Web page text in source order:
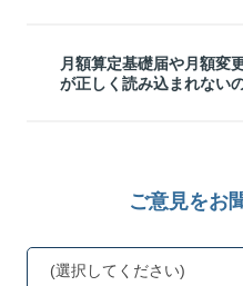
月額算定基礎届や月額変
が正しく読み込まれない
ご意見をお
(選択してください)